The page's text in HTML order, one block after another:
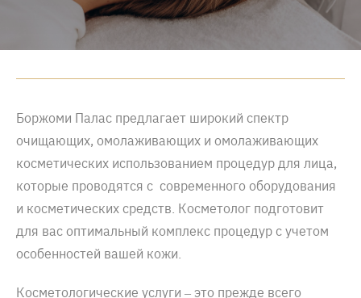
Боржоми Палас предлагает широкий спектр
очищающих, омолаживающих и омолаживающих
косметических использованием процедур для лица,
которые проводятся с современного оборудования
и косметических средств. Косметолог подготовит
для вас оптимальный комплекс процедур с учетом
особенностей вашей кожи.
Косметологические услуги – это прежде всего